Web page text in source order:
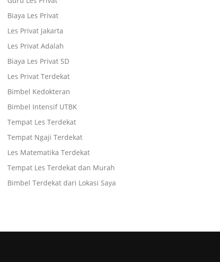
Biaya Les Privat
Les Privat Jakarta
Les Privat Adalah
Biaya Les Privat SD
Les Privat Terdekat
Bimbel Kedokteran
Bimbel Intensif UTBK
Tempat Les Terdekat
Tempat Ngaji Terdekat
Les Matematika Terdekat
Tempat Les Terdekat dan Murah
Bimbel Terdekat dari Lokasi Saya